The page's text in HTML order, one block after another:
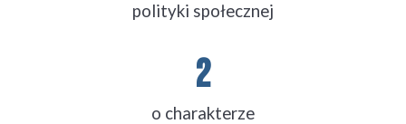
polityki społecznej
2
o charakterze